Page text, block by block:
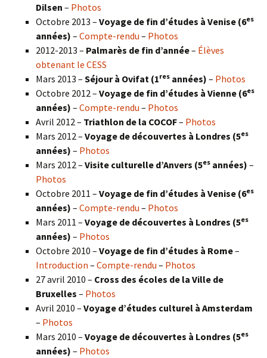
Dilsen – Photos
Octobre 2013 – Voyage de fin d’études à Venise (6es
années) – Compte-rendu – Photos
2012-2013 – Palmarès de fin d’année– Élèves
obtenant le CESS
Mars 2013 – Séjour à Ovifat (1res années) – Photos
Octobre 2012 – Voyage de fin d’études à Vienne (6es
années) – Compte-rendu – Photos
Avril 2012 – Triathlon de la COCOF– Photos
Mars 2012 – Voyage de découvertes à Londres (5es
années) – Photos
Mars 2012 – Visite culturelle d’Anvers (5es années) –
Photos
Octobre 2011 – Voyage de fin d’études à Venise (6es
années) – Compte-rendu – Photos
Mars 2011 – Voyage de découvertes à Londres (5es
années) – Photos
Octobre 2010 – Voyage de fin d’études à Rome–
Introduction – Compte-rendu – Photos
27 avril 2010 – Cross des écoles de la Ville de
Bruxelles – Photos
Avril 2010 – Voyage d’études culturel à Amsterdam
– Photos
Mars 2010 – Voyage de découvertes à Londres (5es
années) – Photos